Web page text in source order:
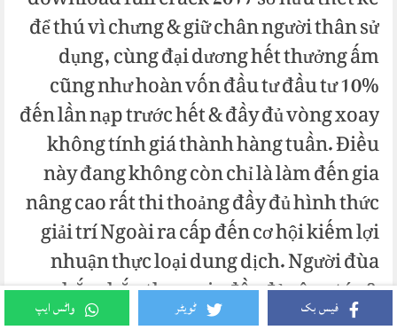
فیس بک ٹویٹر واٹس ایپ
để thú vì chưng & giữ chân người thân sử
dụng, cùng đại dương hết thưởng ấm
cũng như hoàn vốn đầu tư đầu tư 10%
đến lần nạp trước hết & đầy đủ vòng xoay
không tính giá thành hàng tuần. Điều
này đang không còn chỉ là làm đến gia
nâng cao rất thi thoảng đầy đủ hình thức
giải trí Ngoài ra cấp đến cơ hội kiếm lợi
nhuận thực loại dung dịch. Người đùa
chắc chắn tham gia đầy đủ công tác &